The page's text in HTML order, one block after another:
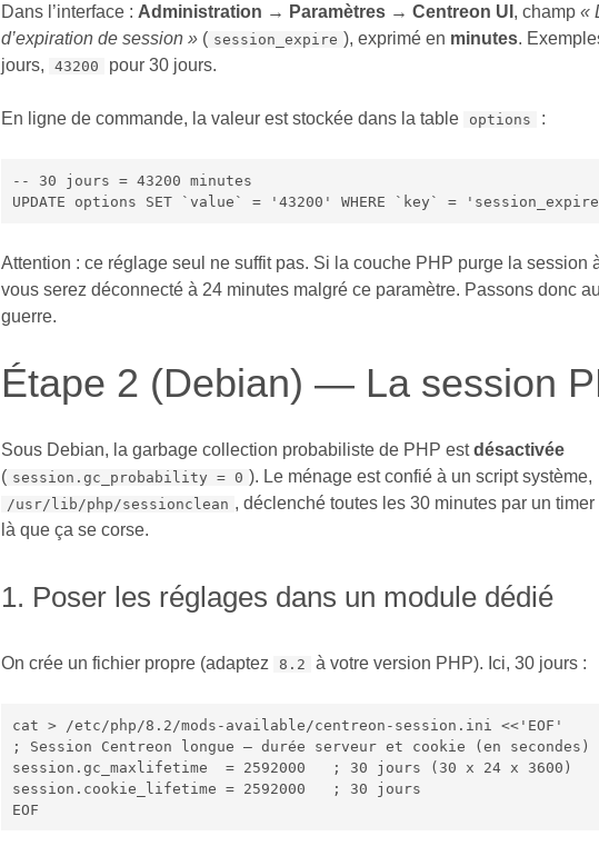
Dans l’interface : Administration → Paramètres → Centreon UI , champ«
d’expiration de session » ( session_expire ), exprimé en minutes.
jours,
43200 pour 30 jours.
En ligne de commande, la valeur est stockée dans la table options :
-- 30 jours = 43200 minutes
UPDATE options SET `value` = '43200' WHERE `key` =
Attention : ce réglage seul ne suffit pas. Si la couche PHP purge la session
vous serez déconnecté à 24 minutes malgré ce paramètre. Passons donc
guerre.
Étape 2 (Debian) — La session
Sous Debian, la garbage collection probabiliste de PHP estdésactivée
( session.gc_probability = 0 ). Le ménage est confié à un script système,
/usr/lib/php/sessionclean , déclenché toutes les 30 minutes par un timer
là que ça se corse.
1. Poser les réglages dans un module dédié
On crée un fichier propre (adaptez 8.2 à votre version PHP). Ici, 30 jours :
cat > /etc/php/8.2/mods-available/centreon-session.ini <<'EOF'
; Session Centreon longue — durée serveur et cookie (en secondes)
session.gc_maxlifetime  = 2592000   ; 30 jours (30 x 24 x 3600)
session.cookie_lifetime = 2592000   ; 30 jours
EOF